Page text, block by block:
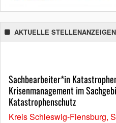
AKTUELLE STELLENANZEIGEN
Sachbearbeiter*in
Krisenmanagement im
Katastrophenschutz
Kreis Schleswig-Flensburg,